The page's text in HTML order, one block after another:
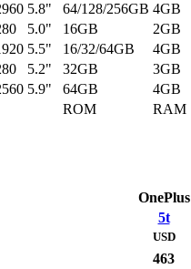
ROM RAM
5.8" 64/128/256GB 4GB
5.0" 16GB 2GB
5.5" 16/32/64GB 4GB
5.2" 32GB 3GB
5.9" 64GB 4GB
OnePlus
5t
USD
463